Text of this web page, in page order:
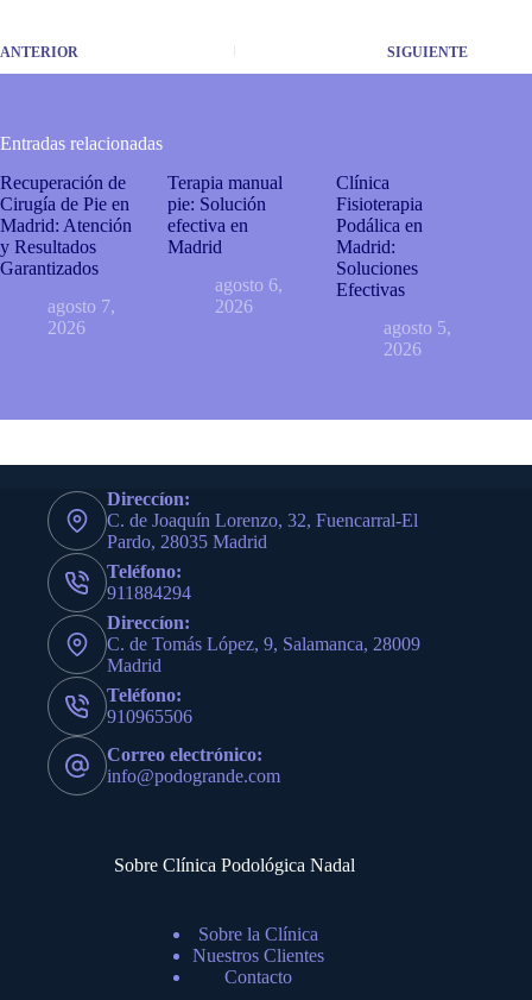
ANTERIOR SIGUIENTE
Entradas relacionadas
Recuperación de
Cirugía de Pie en
Madrid: Atención
y Resultados
Garantizados
agosto 7,
2026
Terapia manual
pie: Solución
efectiva en
Madrid
agosto 6,
2026
Clínica
Fisioterapia
Podálica en
Madrid:
Soluciones
Efectivas
agosto 5,
2026
Direccíon:
C. de Joaquín Lorenzo, 32, Fuencarral-El
Pardo, 28035 Madrid
Teléfono:
911884294
Direccíon:
C. de Tomás López, 9, Salamanca, 28009
Madrid
Teléfono:
910965506
Correo electrónico:
info@podogrande.com
Sobre Clínica Podológica Nadal
Sobre la Clínica
Nuestros Clientes
Contacto